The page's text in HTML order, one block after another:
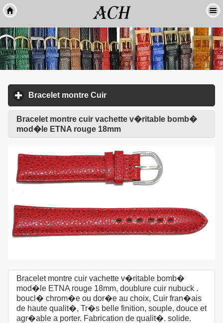
Bracelet montre Cuir
Bracelet montre cuir vachette v�ritable bomb�
mod�le ETNA rouge 18mm
Bracelet montre cuir vachette v�ritable bomb�
mod�le ETNA rouge 18mm, doublure cuir nubuck .
boucl� chrom�e ou dor�e au choix, Cuir fran�ais
de haute qualit�, Tr�s belle finition, souple, douce et
agr�able a porter. Fabrication de qualit�. solide.